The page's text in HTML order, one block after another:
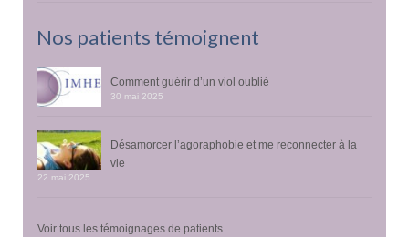
Nos patients témoignent
Comment guérir d’un viol oublié
30 mai 2025
Désamorcer l’agoraphobie et me reconnecter à la
vie
22 mai 2025
Voir tous les témoignages de patients